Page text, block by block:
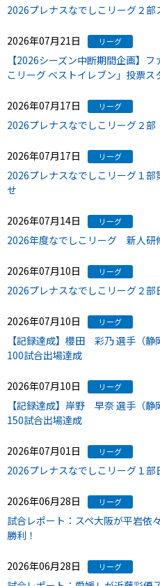
2026プレナスなでしこリーグ２
2026年07月21日 リーグ
【2026シーズン中断期間企画】
こリーグ ベストイレブン」投票ス
2026年07月17日 リーグ
2026プレナスなでしこリーグ２
2026年07月17日 リーグ
2026プレナスなでしこリーグ１
せ
2026年07月14日 リーグ
2026年度なでしこリーグ 新人研
2026年07月10日 リーグ
2026プレナスなでしこリーグ２
2026年07月10日 リーグ
【記録達成】櫻田 彩乃 選手（
100試合出場達成
2026年07月10日 リーグ
【記録達成】岸野 早奈 選手（
150試合出場達成
2026年07月01日 リーグ
2026プレナスなでしこリーグ１
2026年06月28日 リーグ
試合レポート：スペ大阪が平岩依
勝利！
2026年06月28日 リーグ